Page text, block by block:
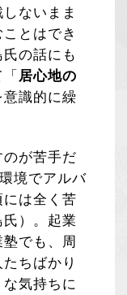
ないまま
とはでき
の話にも
居心地の
意識的に繰
のが苦手だ
境でアルバ
は全く苦
）。起業
でも、周
ちばかり
気持ちに